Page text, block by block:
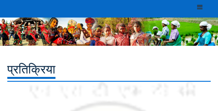
Toggle
प्रतिक्रिया